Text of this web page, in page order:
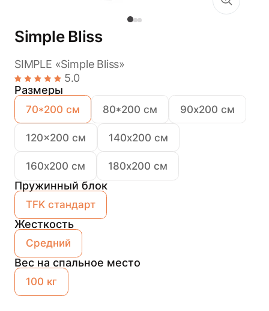
Simple Bliss
SIMPLE «Simple Bliss»
5.0
Размеры
70*200 см 80*200 см 90х200 см
120x200 см 140х200 см
160х200 см 180х200 см
Пружинный блок
TFK стандарт
Жесткость
Средний
Вес на спальное место
100 кг